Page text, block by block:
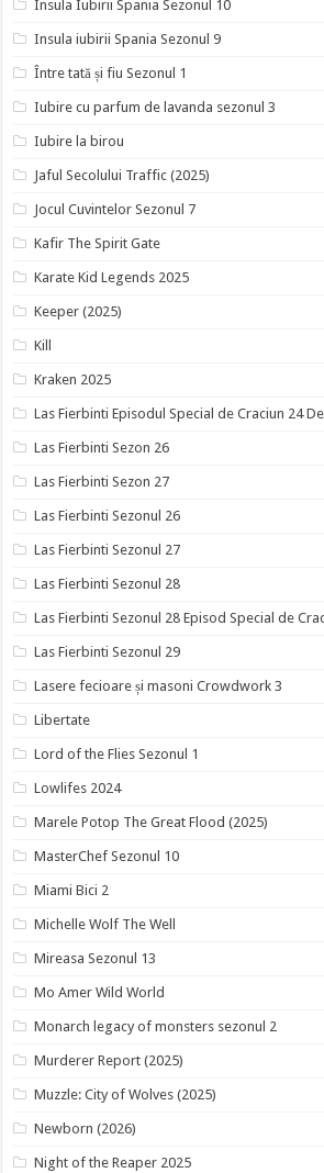
Insula Iubirii Spania Sezonul 10
Insula iubirii Spania Sezonul 9
Între tată și fiu Sezonul 1
Iubire cu parfum de lavanda sezonul 3
Iubire la birou
Jaful Secolului Traffic (2025)
Jocul Cuvintelor Sezonul 7
Kafir The Spirit Gate
Karate Kid Legends 2025
Keeper (2025)
Kill
Kraken 2025
Las Fierbinti Episodul Special de Craciun 24
Las Fierbinti Sezon 26
Las Fierbinti Sezon 27
Las Fierbinti Sezonul 26
Las Fierbinti Sezonul 27
Las Fierbinti Sezonul 28
Las Fierbinti Sezonul 28 Episod Special de
Las Fierbinti Sezonul 29
Lasere fecioare și masoni Crowdwork 3
Libertate
Lord of the Flies Sezonul 1
Lowlifes 2024
Marele Potop The Great Flood (2025)
MasterChef Sezonul 10
Miami Bici 2
Michelle Wolf The Well
Mireasa Sezonul 13
Mo Amer Wild World
Monarch legacy of monsters sezonul 2
Murderer Report (2025)
Muzzle: City of Wolves (2025)
Newborn (2026)
Night of the Reaper 2025